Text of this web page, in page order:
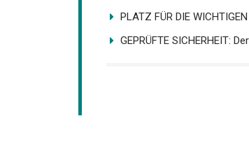
PLATZ FÜR DIE
GEPRÜFTE SICHERHEIT: